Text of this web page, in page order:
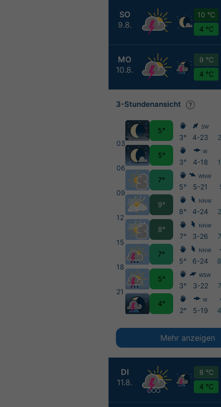
SO
9.8.
10 °C
4 °C
MO
10.8.
9 °C
4 °C
DI
11.8.
8 °C
4 °C
3-Stundenansicht
03
06
09
12
15
18
21
5°
5°
7°
9°
8°
7°
5°
4°
3°
3°
5°
8°
7°
5°
3°
2°
SW
4-23
W
4-18
WNW
5-21
NNW
4-24
NNW
3-26
NNW
6-24
WSW
3-22
W
5-19
Mehr anzeigen